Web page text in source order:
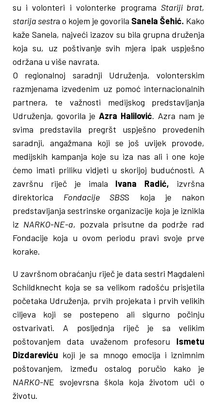
su i volonteri i volonterke programa Stariji brat,
starija sestra o kojem je govorila Sanela Šehić. Kako
kaže Sanela, najveći izazov su bila grupna druženja
koja su, uz poštivanje svih mjera ipak uspješno
održana u više navrata.
O regionalnoj saradnji Udruženja, volonterskim
razmjenama izvedenim uz pomoć internacionalnih
partnera, te važnosti medijskog predstavljanja
Udruženja, govorila je Azra Halilović. Azra nam je
svima predstavila pregršt uspješno provedenih
saradnji, angažmana koji se još uvijek provode,
medijskih kampanja koje su iza nas ali i one koje
ćemo imati priliku vidjeti u skorijoj budućnosti. A
završnu riječ je imala Ivana Radić, izvršna
direktorica Fondacije SBSS koja je nakon
predstavljanja sestrinske organizacije koja je iznikla
iz NARKO-NE-a, pozvala prisutne da podrže rad
Fondacije koja u ovom periodu pravi svoje prve
korake.
U završnom obraćanju riječ je data sestri Magdaleni
Schildknecht koja se sa velikom radošću prisjetila
početaka Udruženja, prvih projekata i prvih velikih
ciljeva koji se postepeno ali sigurno počinju
ostvarivati. A posljednja riječ je sa velikim
poštovanjem data uvaženom profesoru Ismetu
Dizdareviću koji je sa mnogo emocija i iznimnim
poštovanjem, između ostalog poručio kako je
NARKO-NE svojevrsna škola koja životom uči o
životu.